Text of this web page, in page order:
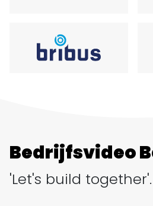
Bedrijfsvideo
'Let's build together'.